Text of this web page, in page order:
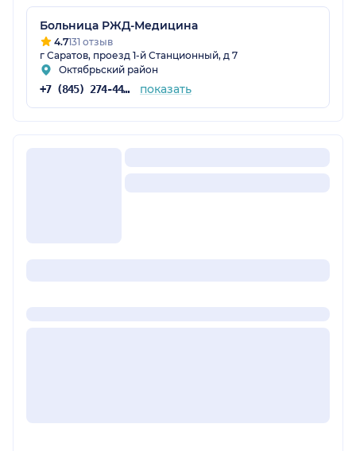
Больница РЖД-Медицина
4.7131 отзыв
г Саратов, проезд 1-й Станционный, д 7
Октябрьский район
+7 (845) 274-44-54 показать